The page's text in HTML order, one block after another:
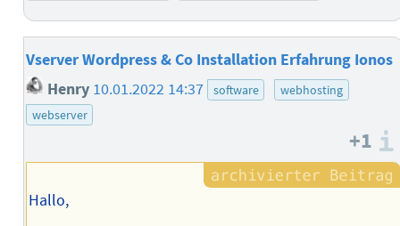
Vserver Wordpress & Co Installation Erfahrung Ionos
Henry 10.01.2022 14:37 software
webhosting
webserver
+1
Hallo,